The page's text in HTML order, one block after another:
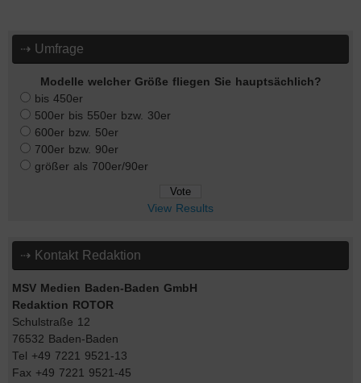
⇢ Umfrage
Modelle welcher Größe fliegen Sie hauptsächlich?
bis 450er
500er bis 550er bzw. 30er
600er bzw. 50er
700er bzw. 90er
größer als 700er/90er
View Results
⇢ Kontakt Redaktion
MSV Medien Baden-Baden GmbH
Redaktion ROTOR
Schulstraße 12
76532 Baden-Baden
Tel +49 7221 9521-13
Fax +49 7221 9521-45